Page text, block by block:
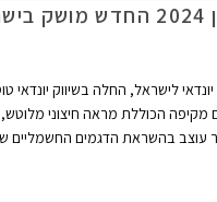
הכוללת מראה חיצוני מלוטש,
עוצב בהשראת הדגמים החשמליים